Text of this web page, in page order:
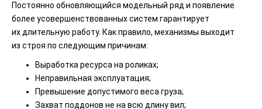
Постоянно обновляющийся модельный ряд и появление
более усовершенствованных систем гарантирует
их длительную работу. Как правило, механизмы выходит
из строя по следующим причинам:
Выработка ресурса на роликах;
Неправильная эксплуатация;
Превышение допустимого веса груза;
Захват поддонов не на всю длину вил;